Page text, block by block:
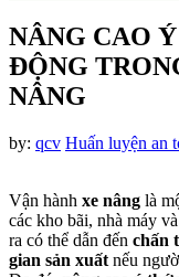
NÂNG CAO
ĐỘNG
NÂNG
by: qcv Huấn luyện an
Vận hành xe nâng là
các kho bãi, nhà máy
ra có thể dẫn đến chấn
gian sản xuất nếu